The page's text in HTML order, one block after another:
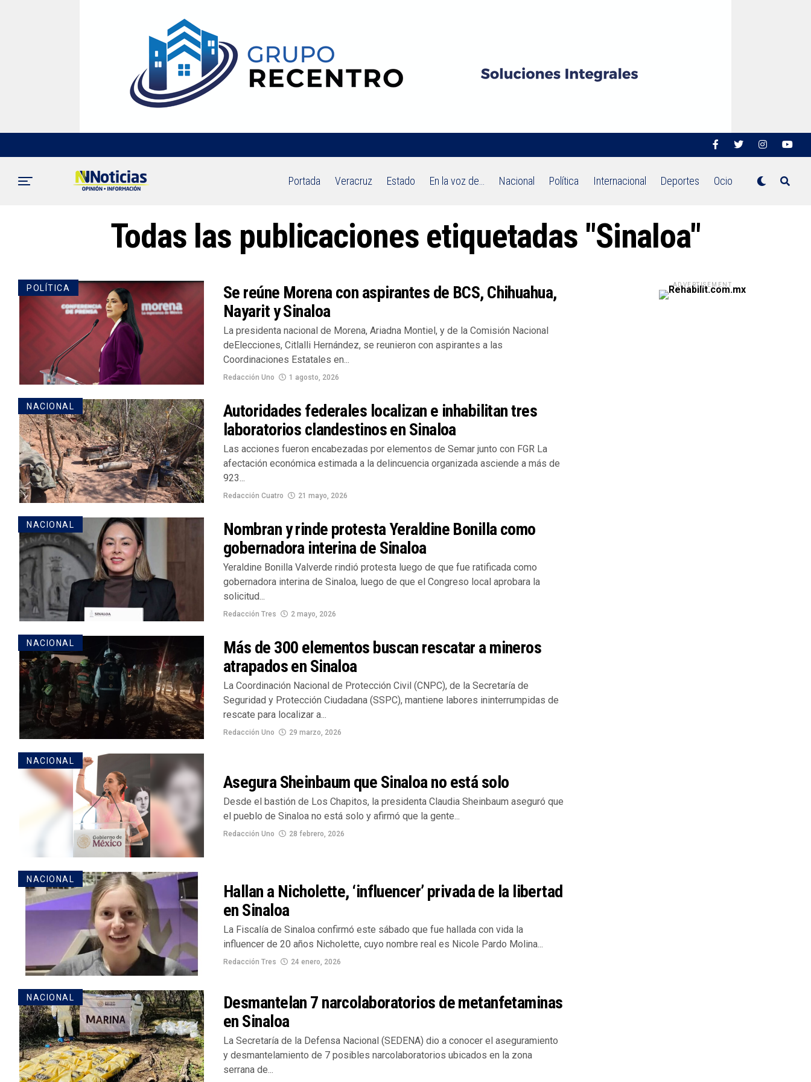
Portada Veracruz Estado En la voz de… Nacional Política Internacional Deportes Ocio
Todas las publicaciones etiquetadas "Sinaloa"
POLÍTICA
Se reúne Morena con aspirantes de BCS, Chihuahua,
Nayarit y Sinaloa
La presidenta nacional de Morena, Ariadna Montiel, y de la Comisión Nacional
deElecciones, Citlalli Hernández, se reunieron con aspirantes a las
Coordinaciones Estatales en...
Redacción Uno 1 agosto, 2026
NACIONAL
Autoridades federales localizan e inhabilitan tres
laboratorios clandestinos en Sinaloa
Las acciones fueron encabezadas por elementos de Semar junto con FGR La
afectación económica estimada a la delincuencia organizada asciende a más de
923...
Redacción Cuatro 21 mayo, 2026
NACIONAL
Nombran y rinde protesta Yeraldine Bonilla como
gobernadora interina de Sinaloa
Yeraldine Bonilla Valverde rindió protesta luego de que fue ratificada como
gobernadora interina de Sinaloa, luego de que el Congreso local aprobara la
solicitud...
Redacción Tres 2 mayo, 2026
NACIONAL
Más de 300 elementos buscan rescatar a mineros
atrapados en Sinaloa
La Coordinación Nacional de Protección Civil (CNPC), de la Secretaría de
Seguridad y Protección Ciudadana (SSPC), mantiene labores ininterrumpidas de
rescate para localizar a...
Redacción Uno 29 marzo, 2026
NACIONAL
Asegura Sheinbaum que Sinaloa no está solo
Desde el bastión de Los Chapitos, la presidenta Claudia Sheinbaum aseguró que
el pueblo de Sinaloa no está solo y afirmó que la gente...
Redacción Uno 28 febrero, 2026
NACIONAL
Hallan a Nicholette, ‘influencer’ privada de la libertad
en Sinaloa
La Fiscalía de Sinaloa confirmó este sábado que fue hallada con vida la
influencer de 20 años Nicholette, cuyo nombre real es Nicole Pardo Molina...
Redacción Tres 24 enero, 2026
NACIONAL
Desmantelan 7 narcolaboratorios de metanfetaminas
en Sinaloa
La Secretaría de la Defensa Nacional (SEDENA) dio a conocer el aseguramiento
y desmantelamiento de 7 posibles narcolaboratorios ubicados en la zona
serrana de...
ADVERTISEMENT